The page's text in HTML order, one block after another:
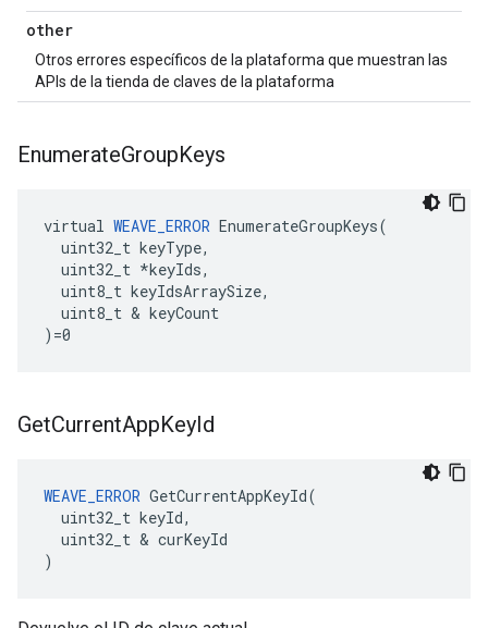
other
Otros errores específicos de la plataforma que muestran las
APIs de la tienda de claves de la plataforma
EnumerateGroupKeys
virtual WEAVE_ERROR EnumerateGroupKeys(
  uint32_t keyType,
  uint32_t *keyIds,
  uint8_t keyIdsArraySize,
  uint8_t & keyCount
)=0
GetCurrentAppKeyId
WEAVE_ERROR GetCurrentAppKeyId(
  uint32_t keyId,
  uint32_t & curKeyId
)